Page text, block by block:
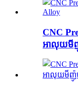
CNC
អាលុយមី